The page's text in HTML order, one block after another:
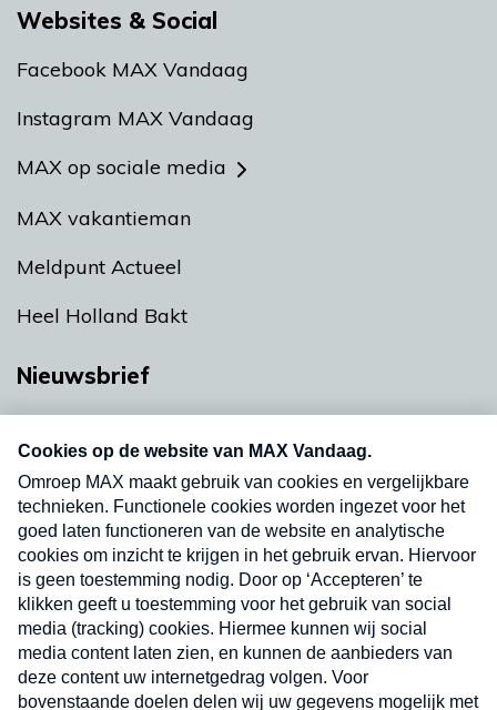
Websites & Social
Facebook MAX Vandaag
Instagram MAX Vandaag
MAX op sociale media
MAX vakantieman
Meldpunt Actueel
Heel Holland Bakt
Nieuwsbrief
nieuwsbrief. Elke vrijdag- en dinsdagochtend in
uw mailbox.
Verzend